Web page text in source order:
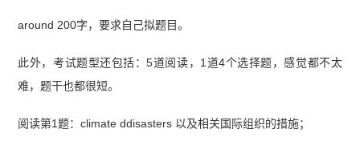
around 200字，要求自己拟题目。
此外，考试题型还包括：5道阅读，1道4个选择题，感觉都不太
难，题干也都很短。
阅读第1题：climate ddisasters 以及相关国际组织的措施；